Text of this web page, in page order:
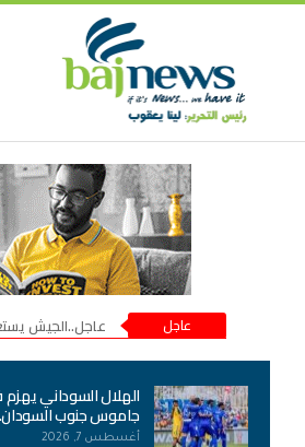
عاجل عاجل..الجيش
الهلال السوداني
جاموس جنوب
أغسطس 7, 2026